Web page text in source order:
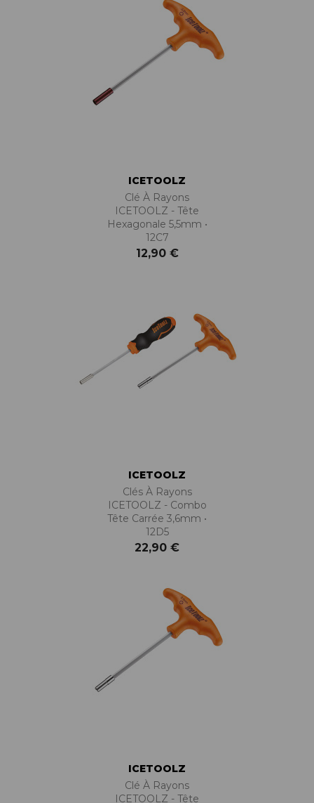
ICETOOLZ
Clé À Rayons
ICETOOLZ - Tête
Hexagonale 5,5mm •
12C7
12,90 €
ICETOOLZ
Clés À Rayons
ICETOOLZ - Combo
Tête Carrée 3,6mm •
12D5
22,90 €
ICETOOLZ
Clé À Rayons
ICETOOLZ - Tête